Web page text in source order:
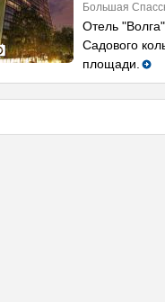
Большая
Отель
Садового
площади.